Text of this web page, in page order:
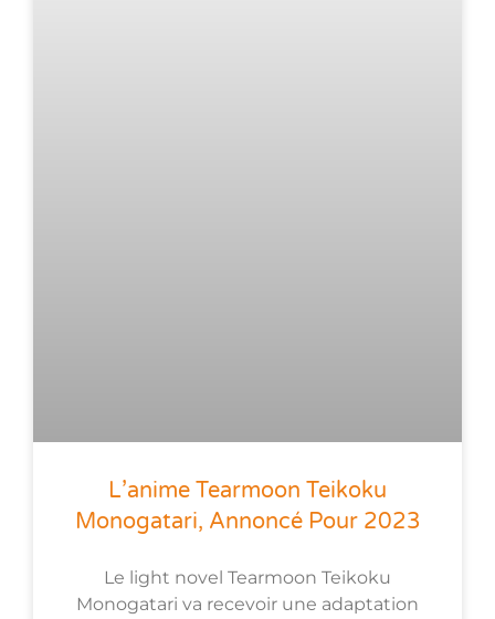
L’anime Tearmoon Teikoku
Monogatari, Annoncé Pour 2023
Le light novel Tearmoon Teikoku
Monogatari va recevoir une adaptation